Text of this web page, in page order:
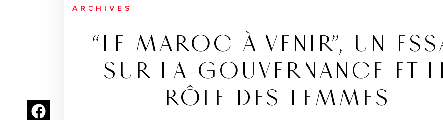
ARCHIVES
“LE MAROC À VENIR”, UN
SUR LA GOUVERNANCE ET
RÔLE DES FEMMES